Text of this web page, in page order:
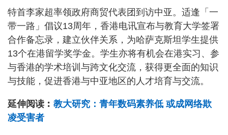
特首李家超率领政府商贸代表团到访中亚。适逢「一
带一路」倡议13周年，香港电讯宣布与教育大学签署
合作备忘录，建立伙伴关系，为哈萨克斯坦学生提供
13个在港留学奖学金。学生亦将有机会在港实习、参
与香港的学术培训与跨文化交流，获得更全面的知识
与技能，促进香港与中亚地区的人才培育与交流。
延伸阅读︰ 教大研究：青年数码素养低 或成网络欺
凌受害者